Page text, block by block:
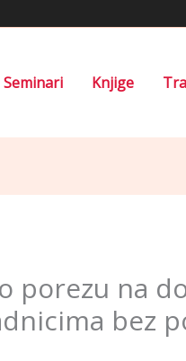
Seminari Knjige
porezu na
bez